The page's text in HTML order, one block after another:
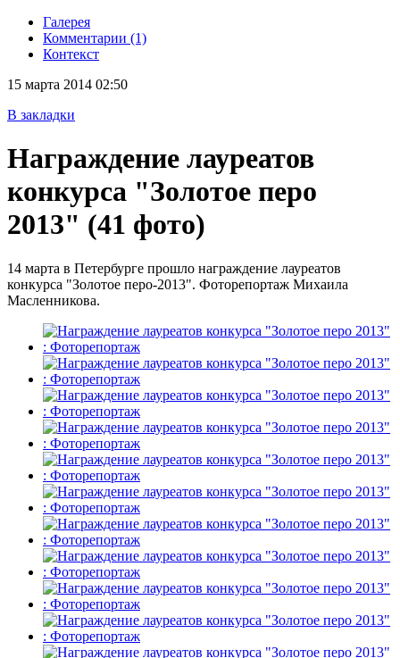
Галерея
Комментарии (1)
Контекст
15 марта 2014 02:50
В закладки
Награждение лауреатов
конкурса "Золотое перо
2013" (41 фото)
14 марта в Петербурге прошло награждение лауреатов
конкурса "Золотое перо-2013". Фоторепортаж Михаила
Масленникова.